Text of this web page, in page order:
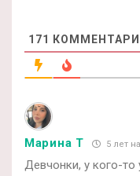
171
Марина Т 5 лет
Девчонки, у кого-то